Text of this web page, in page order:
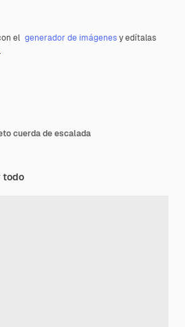
el generador de imágenesy edítalas
.
cuerda de escalada
todo